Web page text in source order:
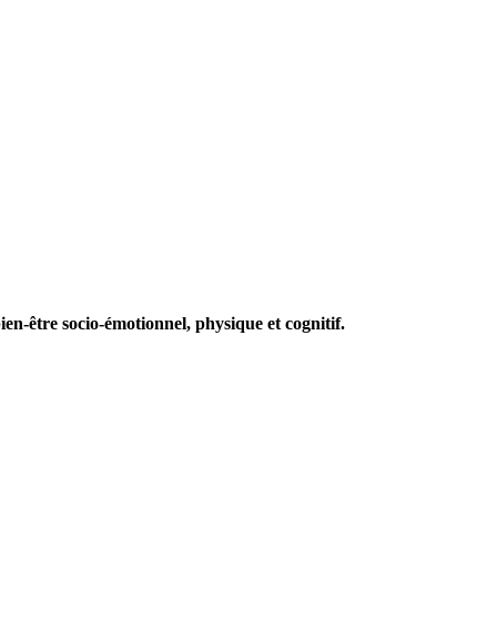
être socio-émotionnel, physique et cognitif.